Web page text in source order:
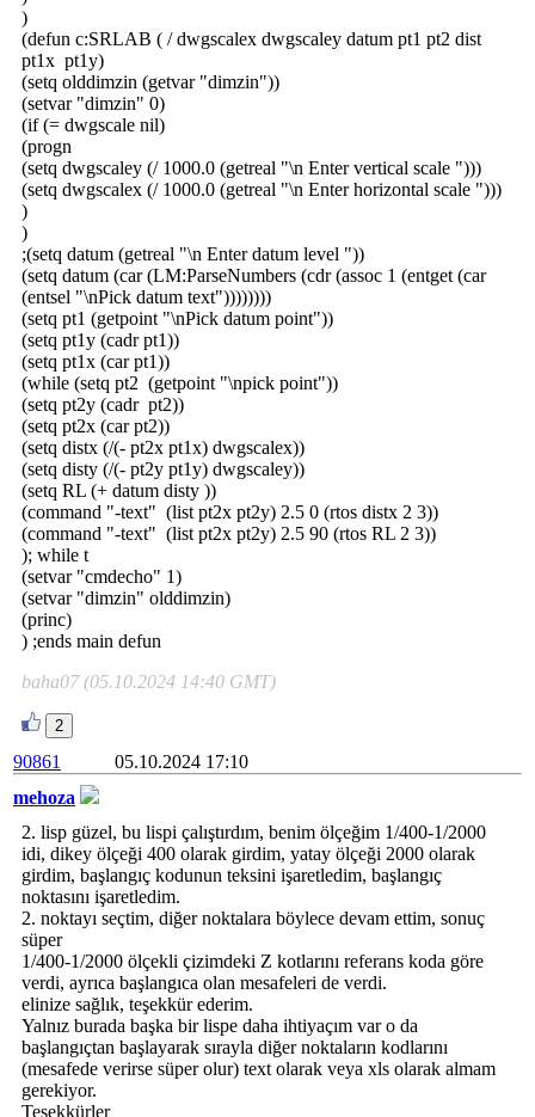
)
(defun c:SRLAB ( / dwgscalex dwgscaley datum pt1 pt2 dist
pt1x pt1y)
(setq olddimzin (getvar "dimzin"))
(setvar "dimzin" 0)
(if (= dwgscale nil)
(progn
(setq dwgscaley (/ 1000.0 (getreal "\n Enter vertical scale ")))
(setq dwgscalex (/ 1000.0 (getreal "\n Enter horizontal scale ")))
)
)
;(setq datum (getreal "\n Enter datum level "))
(setq datum (car (LM:ParseNumbers (cdr (assoc 1 (entget (car
(entsel "\nPick datum text"))))))))
(setq pt1 (getpoint "\nPick datum point"))
(setq pt1y (cadr pt1))
(setq pt1x (car pt1))
(while (setq pt2 (getpoint "\npick point"))
(setq pt2y (cadr pt2))
(setq pt2x (car pt2))
(setq distx (/(- pt2x pt1x) dwgscalex))
(setq disty (/(- pt2y pt1y) dwgscaley))
(setq RL (+ datum disty ))
(command "-text" (list pt2x pt2y) 2.5 0 (rtos distx 2 3))
(command "-text" (list pt2x pt2y) 2.5 90 (rtos RL 2 3))
); while t
(setvar "cmdecho" 1)
(setvar "dimzin" olddimzin)
(princ)
) ;ends main defun
baha07 (05.10.2024 14:40 GMT)
2
90861
05.10.2024 17:10
mehoza
2. lisp güzel, bu lispi çalıştırdım, benim ölçeğim 1/400-1/2000
idi, dikey ölçeği 400 olarak girdim, yatay ölçeği 2000 olarak
girdim, başlangıç kodunun teksini işaretledim, başlangıç
noktasını işaretledim.
2. noktayı seçtim, diğer noktalara böylece devam ettim, sonuç
süper
1/400-1/2000 ölçekli çizimdeki Z kotlarını referans koda göre
verdi, ayrıca başlangıca olan mesafeleri de verdi.
elinize sağlık, teşekkür ederim.
Yalnız burada başka bir lispe daha ihtiyaçım var o da
başlangıçtan başlayarak sırayla diğer noktaların kodlarını
(mesafede verirse süper olur) text olarak veya xls olarak almam
gerekiyor.
Teşekkürler